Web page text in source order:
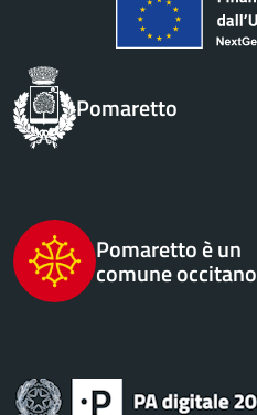
Pomaretto
Pomaretto è un
comune occitano